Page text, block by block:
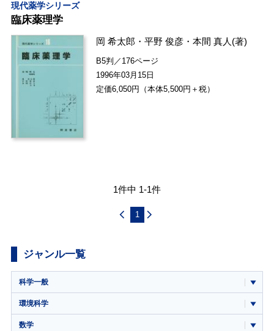
現代薬学シリーズ
臨床薬理学
岡 希太郎 ・平野 俊彦 ・本間 真人 (著)
B5判／176ページ
1996年03月15日
定価6,050円（本体5,500円＋税）
1件中 1-1件
1
ジャンル一覧
科学一般
環境科学
数学